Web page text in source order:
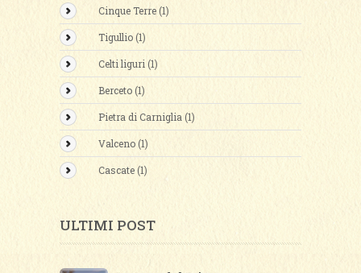
Cinque Terre (1)
Tigullio (1)
Celti liguri (1)
Berceto (1)
Pietra di Carniglia (1)
Valceno (1)
Cascate (1)
ULTIMI POST